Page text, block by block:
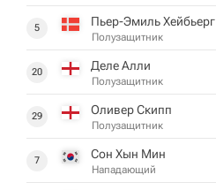
5 Пьер-Эмиль Хейбьерг
Полузащитник
20 Деле Алли
Полузащитник
29 Оливер Скипп
Полузащитник
7 Сон Хын Мин
Нападающий